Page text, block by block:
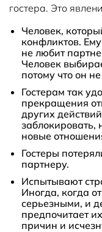
гостера. Это
Человек,
конфликтов.
не любит
Человек
потому что он
Гостерам так
прекращения
других
заблокировать,
новые
Гостеры
партнеру.
Испытывают
Иногда, когда
серьезными, и
предпочитает
причин и